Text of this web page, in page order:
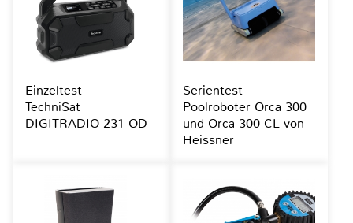
Einzeltest
TechniSat
DIGITRADIO 231 OD
Serientest
Poolroboter Orca 300
und Orca 300 CL von
Heissner